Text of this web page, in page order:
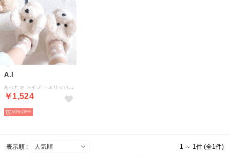
A.I
￥1,524
30%
表示順 : 1 ～ 1件 (全1件)